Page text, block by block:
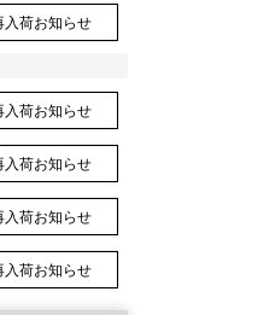
入荷お知らせ
入荷お知らせ
入荷お知らせ
入荷お知らせ
入荷お知らせ